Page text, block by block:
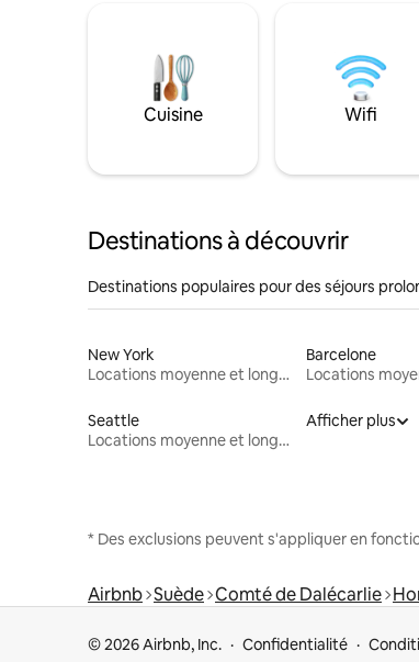
Cuisine Wifi
Destinations à découvrir
Destinations populaires pour des séjours
New York
Locations moyenne et longue durée
Barcelone
Seattle
Locations moyenne et longue durée
Afficher plus
* Des exclusions peuvent s'appliquer en
Airbnb Suède Comté de Dalécarlie
© 2026 Airbnb, Inc. Confidentialité